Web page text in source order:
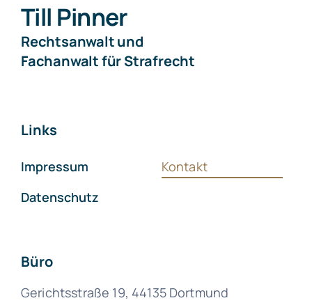
Till Pinner
Rechtsanwalt und
Fachanwalt für Strafrecht
Links
Impressum
Datenschutz
Kontakt
Büro
Gerichtsstraße 19, 44135 Dortmund